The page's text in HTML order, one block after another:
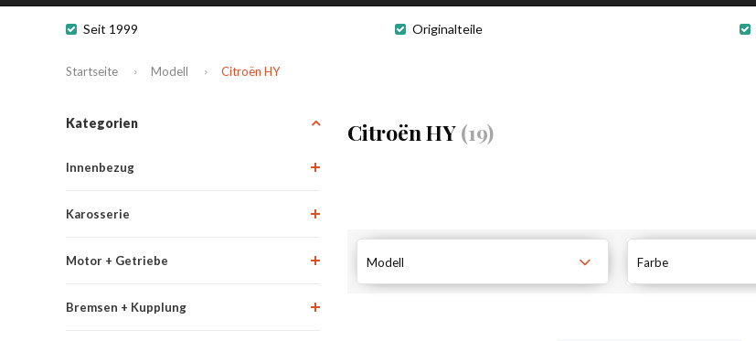
Seit 1999 Originalteile
Startseite Modell Citroën HY
Kategorien
Innenbezug
Karosserie
Motor + Getriebe
Bremsen + Kupplung
Citroën HY(19)
Modell Farbe